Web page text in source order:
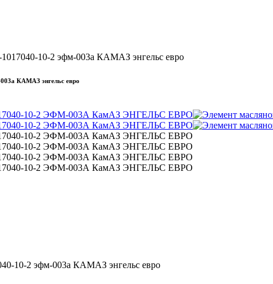
1017040-10-2 эфм-003а КАМАЗ энгельс евро
КАМАЗ энгельс евро
10-2 эфм-003а КАМАЗ энгельс евро